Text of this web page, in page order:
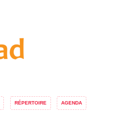
RÉPERTOIRE AGENDA